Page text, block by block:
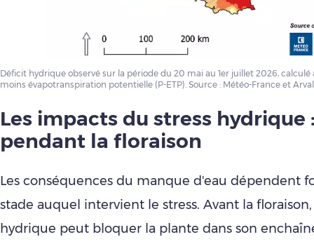
Déficit hydrique observé sur la période du 20 mai au 1er juillet 2026,
moins évapotranspiration potentielle (P-ETP). Source : Météo-France et
Les impacts du stress hydrique
pendant la floraison
Les conséquences du manque d'eau dépendent
stade auquel intervient le stress. Avant la
hydrique peut bloquer la plante dans son